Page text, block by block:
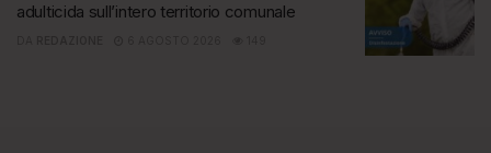
adulticida sull’intero territorio comunale